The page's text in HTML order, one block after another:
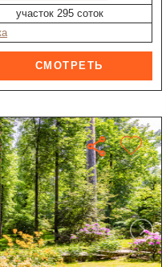
участок 295 соток